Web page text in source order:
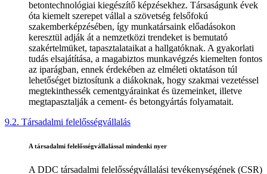
betontechnológiai kiegészítő képzésekhez. Társaságunk évek
óta kiemelt szerepet vállal a szövetség felsőfokú
szakemberképzésében, így munkatársaink előadásokon
keresztül adják át a nemzetközi trendeket is bemutató
szakértelmüket, tapasztalataikat a hallgatóknak. A gyakorlati
tudás elsajátítása, a magabiztos munkavégzés kiemelten fontos
az iparágban, ennek érdekében az elméleti oktatáson túl
lehetőséget biztosítunk a diákoknak, hogy szakmai vezetéssel
megtekinthessék cementgyárainkat és üzemeinket, illetve
megtapasztalják a cement- és betongyártás folyamatait.
9.2. Társadalmi felelősségvállalás
A társadalmi felelősségvállalással mindenki nyer
A DDC társadalmi felelősségvállalási tevékenységének (CSR)